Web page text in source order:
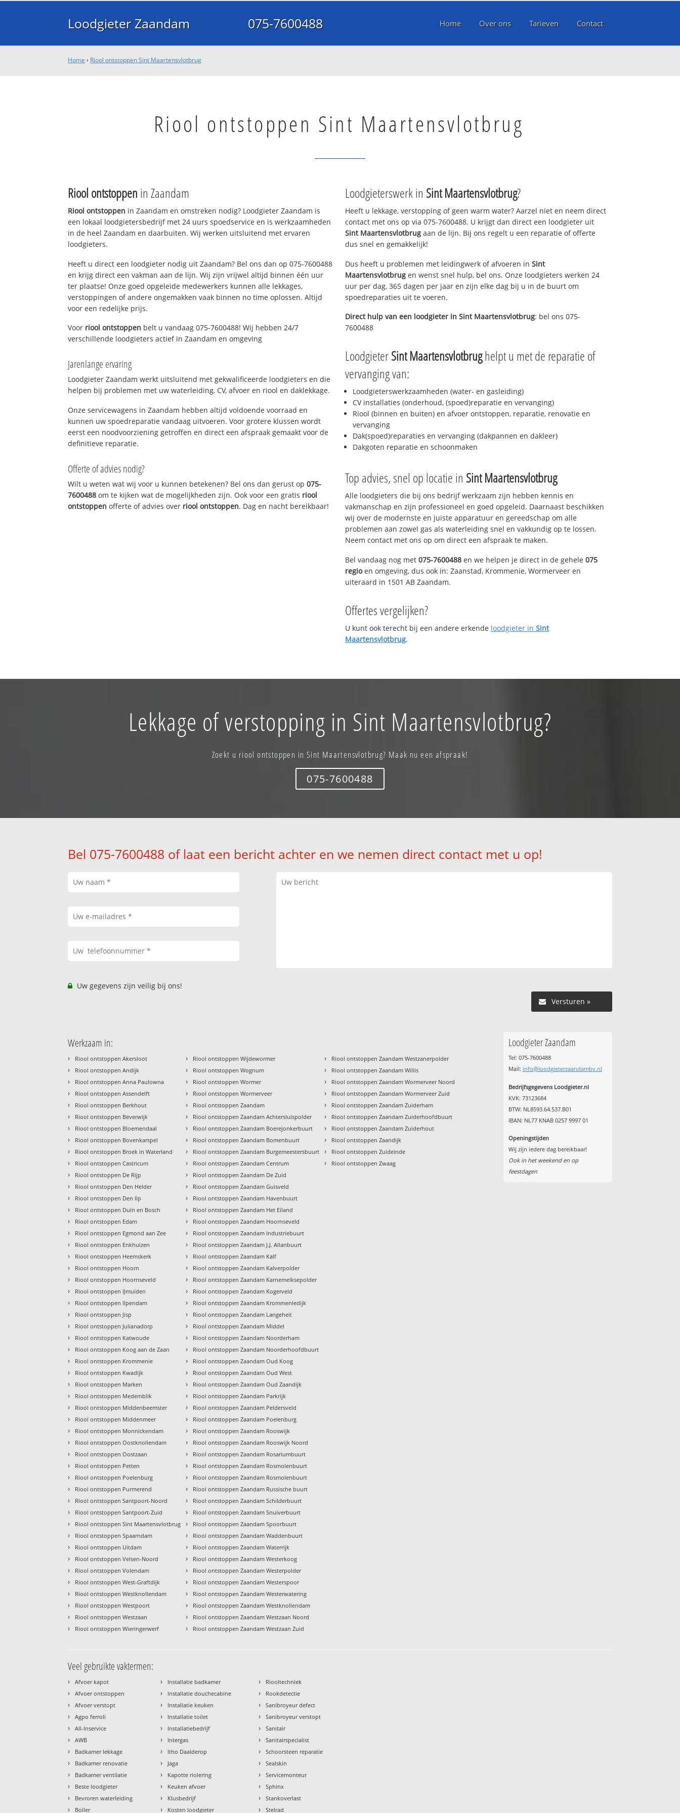
Loodgieter Zaandam 075-7600488 Home Over ons Tarieven Contact
Home › Riool ontstoppen Sint Maartensvlotbrug
Riool ontstoppen Sint Maartensvlotbrug
Riool ontstoppen in Zaandam
Riool ontstoppen in Zaandam en omstreken nodig? Loodgieter Zaandam is
een lokaal loodgietersbedrijf met 24 uurs spoedservice en is werkzaamheden
in de heel Zaandam en daarbuiten. Wij werken uitsluitend met ervaren
loodgieters.
Heeft u direct een loodgieter nodig uit Zaandam? Bel ons dan op 075-7600488
en krijg direct een vakman aan de lijn. Wij zijn vrijwel altijd binnen één uur
ter plaatse! Onze goed opgeleide medewerkers kunnen alle lekkages,
verstoppingen of andere ongemakken vaak binnen no time oplossen. Altijd
voor een redelijke prijs.
Voor riool ontstoppen belt u vandaag 075-7600488! Wij hebben 24/7
verschillende loodgieters actief in Zaandam en omgeving
Jarenlange ervaring
Loodgieter Zaandam werkt uitsluitend met gekwalificeerde loodgieters en die
helpen bij problemen met uw waterleiding, CV, afvoer en riool en daklekkage.
Onze servicewagens in Zaandam hebben altijd voldoende voorraad en
kunnen uw spoedreparatie vandaag uitvoeren. Voor grotere klussen wordt
eerst een noodvoorziening getroffen en direct een afspraak gemaakt voor de
definitieve reparatie.
Offerte of advies nodig?
Wilt u weten wat wij voor u kunnen betekenen? Bel ons dan gerust op075-
7600488 om te kijken wat de mogelijkheden zijn. Ook voor een gratis riool
ontstoppen offerte of advies over riool ontstoppen. Dag en nacht bereikbaar!
Loodgieterswerk in Sint Maartensvlotbrug?
Heeft u lekkage, verstopping of geen warm water? Aarzel niet en neem direct
contact met ons op via 075-7600488. U krijgt dan direct een loodgieter uit
Sint Maartensvlotbrug aan de lijn. Bij ons regelt u een reparatie of offerte
dus snel en gemakkelijk!
Dus heeft u problemen met leidingwerk of afvoeren in Sint
Maartensvlotbrug en wenst snel hulp, bel ons. Onze loodgieters werken 24
uur per dag, 365 dagen per jaar en zijn elke dag bij u in de buurt om
spoedreparaties uit te voeren.
Direct hulp van een loodgieter in Sint Maartensvlotbrug: bel ons 075-
7600488
LoodgieterSint Maartensvlotbrughelpt u met de reparatie of
vervanging van:
Loodgieterswerkzaamheden (water- en gasleiding)
CV installaties (onderhoud, (spoed)reparatie en vervanging)
Riool (binnen en buiten) en afvoer ontstoppen, reparatie, renovatie en
vervanging
Dak(spoed)reparaties en vervanging (dakpannen en dakleer)
Dakgoten reparatie en schoonmaken
Top advies, snel op locatie in Sint Maartensvlotbrug
Alle loodgieters die bij ons bedrijf werkzaam zijn hebben kennis en
vakmanschap en zijn professioneel en goed opgeleid. Daarnaast beschikken
wij over de modernste en juiste apparatuur en gereedschap om alle
problemen aan zowel gas als waterleiding snel en vakkundig op te lossen.
Neem contact met ons op om direct een afspraak te maken.
Bel vandaag nog met 075-7600488 en we helpen je direct in de gehele 075
regioen omgeving, dus ook in: Zaanstad, Krommenie, Wormerveer en
uiteraard in 1501 AB Zaandam.
Offertes vergelijken?
U kunt ook terecht bij een andere erkende loodgieter in Sint
Maartensvlotbrug.
Lekkage of verstopping in Sint Maartensvlotbrug?
Zoekt u riool ontstoppen in Sint Maartensvlotbrug? Maak nu een afspraak!
075-7600488
Bel 075-7600488 of laat een bericht achter en we nemen direct contact met u op!
Uw gegevens zijn veilig bij ons!
Versturen »
Werkzaam in:
› Riool ontstoppen Akersloot
› Riool ontstoppen Andijk
› Riool ontstoppen Anna Paulowna
› Riool ontstoppen Assendelft
› Riool ontstoppen Berkhout
› Riool ontstoppen Beverwijk
› Riool ontstoppen Bloemendaal
› Riool ontstoppen Bovenkarspel
› Riool ontstoppen Broek in Waterland
› Riool ontstoppen Castricum
› Riool ontstoppen De Rijp
› Riool ontstoppen Den Helder
› Riool ontstoppen Den Ilp
› Riool ontstoppen Duin en Bosch
› Riool ontstoppen Edam
› Riool ontstoppen Egmond aan Zee
› Riool ontstoppen Enkhuizen
› Riool ontstoppen Heemskerk
› Riool ontstoppen Hoorn
› Riool ontstoppen Hoornseveld
› Riool ontstoppen IJmuiden
› Riool ontstoppen Ilpendam
› Riool ontstoppen Jisp
› Riool ontstoppen Julianadorp
› Riool ontstoppen Katwoude
› Riool ontstoppen Koog aan de Zaan
› Riool ontstoppen Krommenie
› Riool ontstoppen Kwadijk
› Riool ontstoppen Marken
› Riool ontstoppen Medemblik
› Riool ontstoppen Middenbeemster
› Riool ontstoppen Middenmeer
› Riool ontstoppen Monnickendam
› Riool ontstoppen Oostknollendam
› Riool ontstoppen Oostzaan
› Riool ontstoppen Petten
› Riool ontstoppen Poelenburg
› Riool ontstoppen Purmerend
› Riool ontstoppen Santpoort-Noord
› Riool ontstoppen Santpoort-Zuid
› Riool ontstoppen Sint Maartensvlotbrug
› Riool ontstoppen Spaarndam
› Riool ontstoppen Uitdam
› Riool ontstoppen Velsen-Noord
› Riool ontstoppen Volendam
› Riool ontstoppen West-Graftdijk
› Riool ontstoppen Westknollendam
› Riool ontstoppen Westpoort
› Riool ontstoppen Westzaan
› Riool ontstoppen Wieringerwerf
› Riool ontstoppen Wijdewormer
› Riool ontstoppen Wognum
› Riool ontstoppen Wormer
› Riool ontstoppen Wormerveer
› Riool ontstoppen Zaandam
› Riool ontstoppen Zaandam Achtersluispolder
› Riool ontstoppen Zaandam Boerejonkerbuurt
› Riool ontstoppen Zaandam Bomenbuurt
› Riool ontstoppen Zaandam Burgemeestersbuurt
› Riool ontstoppen Zaandam Centrum
› Riool ontstoppen Zaandam De Zuid
› Riool ontstoppen Zaandam Guisveld
› Riool ontstoppen Zaandam Havenbuurt
› Riool ontstoppen Zaandam Het Eiland
› Riool ontstoppen Zaandam Hoornseveld
› Riool ontstoppen Zaandam Industriebuurt
› Riool ontstoppen Zaandam J.J. Allanbuurt
› Riool ontstoppen Zaandam Kalf
› Riool ontstoppen Zaandam Kalverpolder
› Riool ontstoppen Zaandam Karnemelksepolder
› Riool ontstoppen Zaandam Kogerveld
› Riool ontstoppen Zaandam Krommeniedijk
› Riool ontstoppen Zaandam Langeheit
› Riool ontstoppen Zaandam Middel
› Riool ontstoppen Zaandam Noorderham
› Riool ontstoppen Zaandam Noorderhoofdbuurt
› Riool ontstoppen Zaandam Oud Koog
› Riool ontstoppen Zaandam Oud West
› Riool ontstoppen Zaandam Oud Zaandijk
› Riool ontstoppen Zaandam Parkrijk
› Riool ontstoppen Zaandam Peldersveld
› Riool ontstoppen Zaandam Poelenburg
› Riool ontstoppen Zaandam Rooswijk
› Riool ontstoppen Zaandam Rooswijk Noord
› Riool ontstoppen Zaandam Rosariumbuurt
› Riool ontstoppen Zaandam Rosmolenbuurt
› Riool ontstoppen Zaandam Rosmolenbuurt
› Riool ontstoppen Zaandam Russische buurt
› Riool ontstoppen Zaandam Schilderbuurt
› Riool ontstoppen Zaandam Snuiverbuurt
› Riool ontstoppen Zaandam Spoorbuurt
› Riool ontstoppen Zaandam Waddenbuurt
› Riool ontstoppen Zaandam Waterrijk
› Riool ontstoppen Zaandam Westerkoog
› Riool ontstoppen Zaandam Westerpolder
› Riool ontstoppen Zaandam Westerspoor
› Riool ontstoppen Zaandam Westerwatering
› Riool ontstoppen Zaandam Westknollendam
› Riool ontstoppen Zaandam Westzaan Noord
› Riool ontstoppen Zaandam Westzaan Zuid
› Riool ontstoppen Zaandam Westzanerpolder
› Riool ontstoppen Zaandam Willis
› Riool ontstoppen Zaandam Wormerveer Noord
› Riool ontstoppen Zaandam Wormerveer Zuid
› Riool ontstoppen Zaandam Zuiderham
› Riool ontstoppen Zaandam Zuiderhoofdbuurt
› Riool ontstoppen Zaandam Zuiderhout
› Riool ontstoppen Zaandijk
› Riool ontstoppen Zuideinde
› Riool ontstoppen Zwaag
Loodgieter Zaandam
Tel: 075-7600488
Mail: info@loodgieterzaandambv.nl
Bedrijfsgegevens Loodgieter.nl
KVK: 73123684
BTW: NL8593.64.537.B01
IBAN: NL77 KNAB 0257 9997 01
Openingstijden
Wij zijn iedere dag bereikbaar!
Ook in het weekend en op
feestdagen
Veel gebruikte vaktermen:
› Afvoer kapot
› Afvoer ontstoppen
› Afvoer verstopt
› Agpo ferroli
› All-Inservice
› AWB
› Badkamer lekkage
› Badkamer renovatie
› Badkamer ventilatie
› Beste loodgieter
› Bevroren waterleiding
› Boiler
› Installatie badkamer
› Installatie douchecabine
› Installatie keuken
› Installatie toilet
› Installatiebedrijf
› Intergas
› Itho Daalderop
› Jaga
› Kapotte riolering
› Keuken afvoer
› Klusbedrijf
› Kosten loodgieter
› Riooltechniek
› Rookdetectie
› Sanibroyeur defect
› Sanibroyeur verstopt
› Sanitair
› Sanitairspecialist
› Schoorsteen reparatie
› Sealskin
› Servicemonteur
› Sphinx
› Stankoverlast
› Stelrad